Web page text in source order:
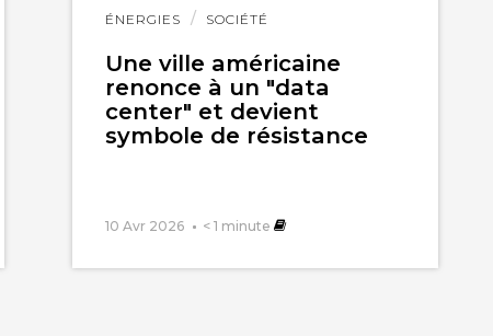
ÉNERGIES SOCIÉTÉ
Une ville américaine
renonce à un "data
center" et devient
symbole de résistance
10 Avr 2026 < 1 minute
Lire